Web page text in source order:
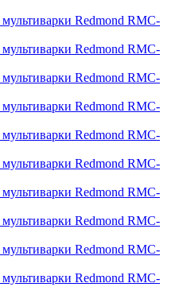
мультиварки Redmond RMC-
мультиварки Redmond RMC-
мультиварки Redmond RMC-
мультиварки Redmond RMC-
мультиварки Redmond RMC-
мультиварки Redmond RMC-
мультиварки Redmond RMC-
мультиварки Redmond RMC-
мультиварки Redmond RMC-
мультиварки Redmond RMC-